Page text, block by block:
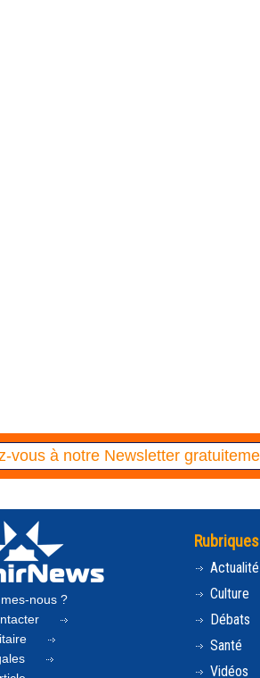
nous ?
Rubriques
Actualité
Culture
Débats
Santé
Vidéos